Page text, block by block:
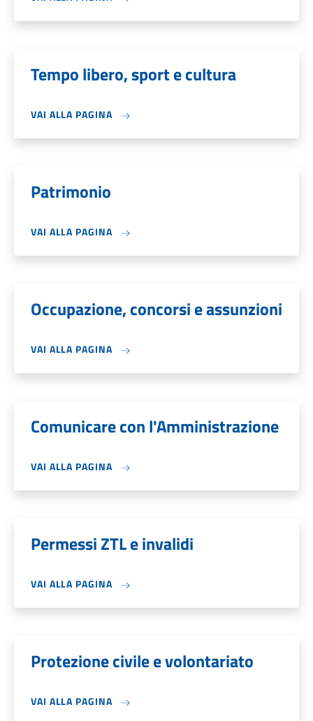
Tempo libero, sport e cultura
VAI ALLA PAGINA
Patrimonio
VAI ALLA PAGINA
Occupazione, concorsi e assunzioni
VAI ALLA PAGINA
Comunicare con l'Amministrazione
VAI ALLA PAGINA
Permessi ZTL e invalidi
VAI ALLA PAGINA
Protezione civile e volontariato
VAI ALLA PAGINA